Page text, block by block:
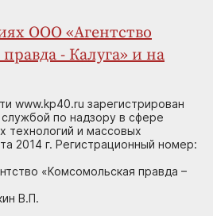
ООО «Агентство
- Калуга» и на
www.kp40.ru зарегистрирован
по надзору в сфере
технологий и массовых
2014 г. Регистрационный номер:
«Комсомольская правда –
В.П.